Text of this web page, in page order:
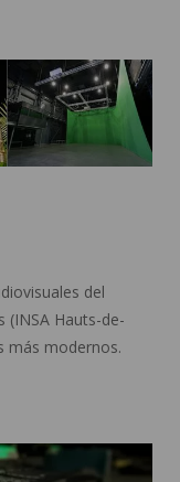
del
(INSA Hauts-de-
más modernos.